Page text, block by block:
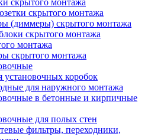
скрытого монтажа
скрытого монтажа
(диммеры) скрытого монтажа
скрытого монтажа
монтажа
скрытого монтажа
установочных коробок
для наружного монтажа
в бетонные и кирпичные
для полых стен
фильтры, переходники,